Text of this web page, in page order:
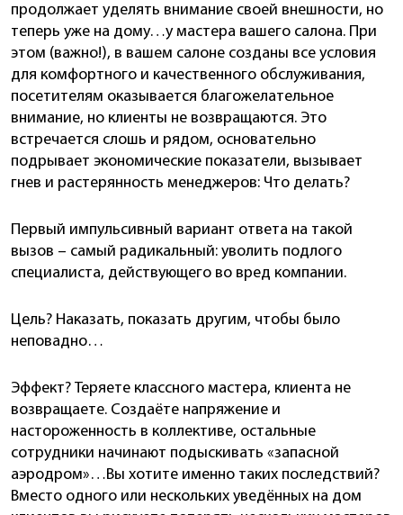
продолжает уделять внимание своей внешности, но
теперь уже на дому…у мастера вашего салона. При
этом (важно!), в вашем салоне созданы все условия
для комфортного и качественного обслуживания,
посетителям оказывается благожелательное
внимание, но клиенты не возвращаются. Это
встречается слошь и рядом, основательно
подрывает экономические показатели, вызывает
гнев и растерянность менеджеров: Что делать?
Первый импульсивный вариант ответа на такой
вызов – самый радикальный: уволить подлого
специалиста, действующего во вред компании.
Цель? Наказать, показать другим, чтобы было
неповадно…
Эффект? Теряете классного мастера, клиента не
возвращаете. Создаёте напряжение и
настороженность в коллективе, остальные
сотрудники начинают подыскивать «запасной
аэродром»…Вы хотите именно таких последствий?
Вместо одного или нескольких уведённых на дом